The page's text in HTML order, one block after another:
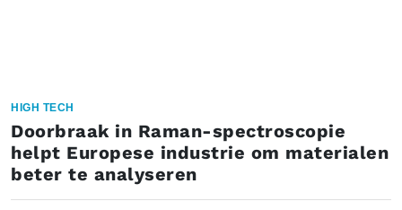
HIGH TECH
Doorbraak in Raman-spectroscopie
helpt Europese industrie om materialen
beter te analyseren